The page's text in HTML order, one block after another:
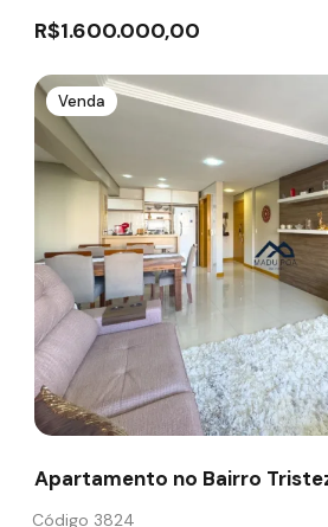
R$1.600.000,00
Venda
Apartamento no Bairro
Código 3824